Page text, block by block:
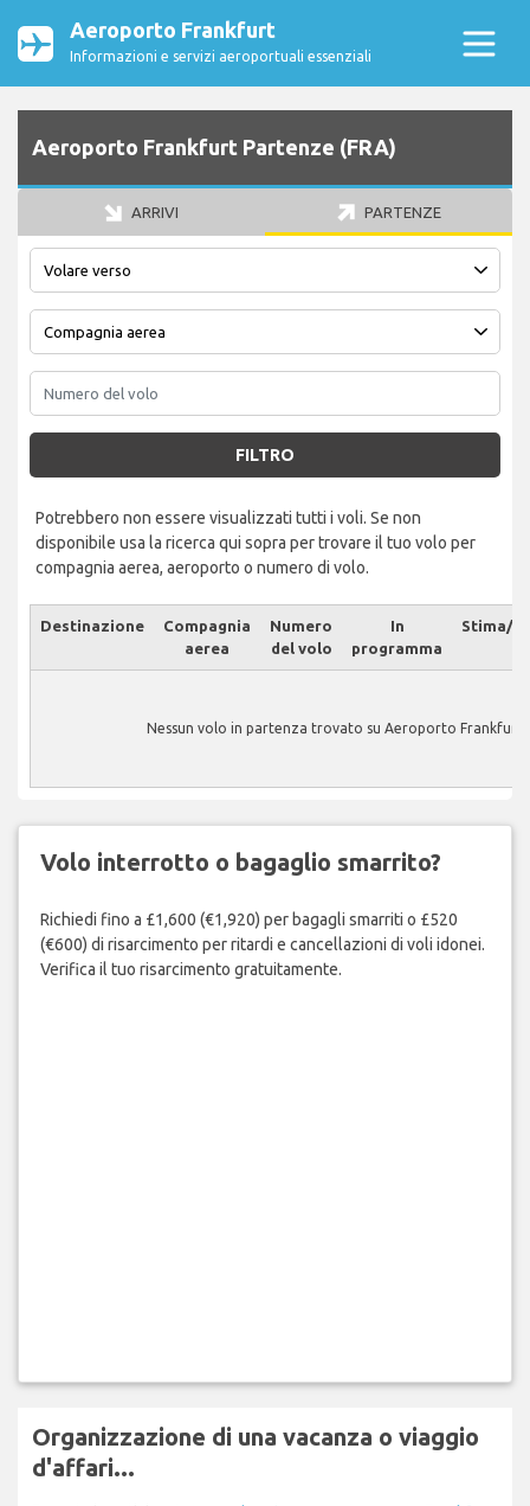
Aeroporto Frankfurt
Informazioni e servizi aeroportuali essenziali
Aeroporto Frankfurt Partenze (FRA)
ARRIVI PARTENZE
FILTRO
Potrebbero non essere visualizzati tutti i voli. Se non
disponibile usa la ricerca qui sopra per trovare il tuo volo per
compagnia aerea, aeroporto o numero di volo.
Destinazione
Compagnia
aerea
Numero
del volo
In
programma
Stima/
Nessun volo in partenza trovato su Aeroporto Frankfurt.
Volo interrotto o bagaglio smarrito?
Richiedi fino a £1,600 (€1,920) per bagagli smarriti o £520
(€600) di risarcimento per ritardi e cancellazioni di voli idonei.
Verifica il tuo risarcimento gratuitamente.
Organizzazione di una vacanza o viaggio
d'affari...